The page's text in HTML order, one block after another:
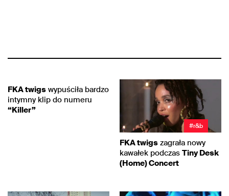
FKA twigs wypuściła bardzo
intymny klip do numeru
“Killer”
#r&b
FKA twigs zagrała nowy
kawałek podczas Tiny Desk
(Home) Concert